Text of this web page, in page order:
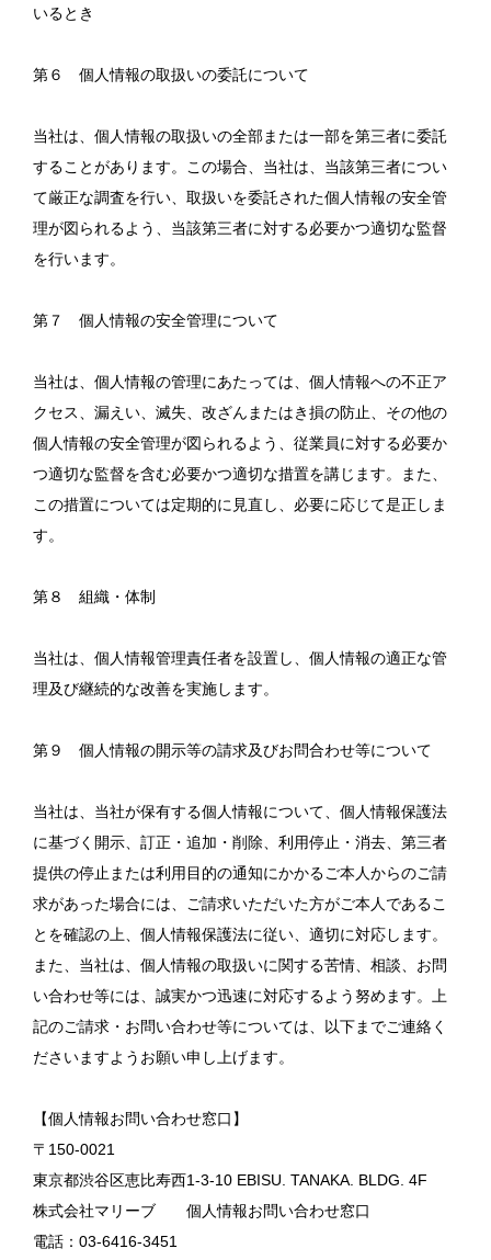
いるとき
第６ 個人情報の取扱いの委託について
当社は、個人情報の取扱いの全部または一部を第三者に委託
することがあります。この場合、当社は、当該第三者につい
て厳正な調査を行い、取扱いを委託された個人情報の安全管
理が図られるよう、当該第三者に対する必要かつ適切な監督
を行います。
第７ 個人情報の安全管理について
当社は、個人情報の管理にあたっては、個人情報への不正ア
クセス、漏えい、滅失、改ざんまたはき損の防止、その他の
個人情報の安全管理が図られるよう、従業員に対する必要か
つ適切な監督を含む必要かつ適切な措置を講じます。また、
この措置については定期的に見直し、必要に応じて是正しま
す。
第８ 組織・体制
当社は、個人情報管理責任者を設置し、個人情報の適正な管
理及び継続的な改善を実施します。
第９ 個人情報の開示等の請求及びお問合わせ等について
当社は、当社が保有する個人情報について、個人情報保護法
に基づく開示、訂正・追加・削除、利用停止・消去、第三者
提供の停止または利用目的の通知にかかるご本人からのご請
求があった場合には、ご請求いただいた方がご本人であるこ
とを確認の上、個人情報保護法に従い、適切に対応します。
また、当社は、個人情報の取扱いに関する苦情、相談、お問
い合わせ等には、誠実かつ迅速に対応するよう努めます。上
記のご請求・お問い合わせ等については、以下までご連絡く
ださいますようお願い申し上げます。
【個人情報お問い合わせ窓口】
〒150-0021
東京都渋谷区恵比寿西1-3-10 EBISU. TANAKA. BLDG. 4F
株式会社マリーブ 個人情報お問い合わせ窓口
電話：03-6416-3451